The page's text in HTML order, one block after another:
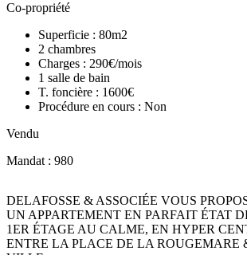
Co-propriété
Superficie : 80m2
2 chambres
Charges : 290€/mois
1 salle de bain
T. foncière : 1600€
Procédure en cours : Non
Vendu
Mandat : 980
DELAFOSSE & ASSOCIÉE VOUS
UN APPARTEMENT EN PARFAIT ÉTAT
1ER ÉTAGE AU CALME, EN HYPER
ENTRE LA PLACE DE LA ROUGEMARE